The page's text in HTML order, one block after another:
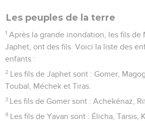
Les peuples de la terre
1 Après la grande inondation, les fils de
Japhet, ont des fils. Voici la liste des
enfants :
2 Les fils de Japhet sont : Gomer,
Toubal, Méchek et Tiras.
3 Les fils de Gomer sont : Achekénaz,
4 Les fils de Yavan sont : Élicha, Tarsis,